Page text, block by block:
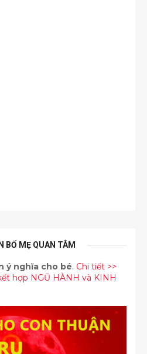
BỐ MẸ QUAN TÂM
ý nghĩa cho bé. Chi tiết >>
hợp NGŨ HÀNH và KINH